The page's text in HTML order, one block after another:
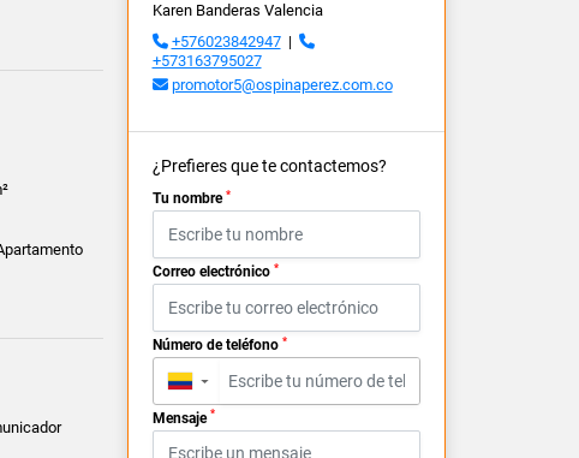
Karen Banderas Valencia
+576023842947|
+573163795027
promotor5@ospinaperez.com.co
¿Prefieres que te contactemos?
Tu nombre *
Correo electrónico *
Número de teléfono *
▼
Mensaje *